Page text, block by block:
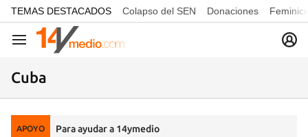
common.go-to-content
TEMAS DESTACADOS Colapso del SEN Donaciones
Navegación
Cuba
APOYO Para ayudar a 14ymedio